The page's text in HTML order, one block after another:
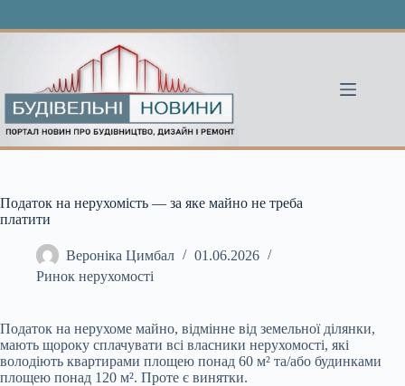
Податок на нерухомість — за яке майно не треба
платити
Вероніка Цимбал
01.06.2026
Ринок нерухомості
Податок на нерухоме майно, відмінне від земельної ділянки,
мають щороку сплачувати всі власники нерухомості, які
володіють квартирами площею понад 60 м² та/або будинками
площею понад 120 м². Проте є винятки.